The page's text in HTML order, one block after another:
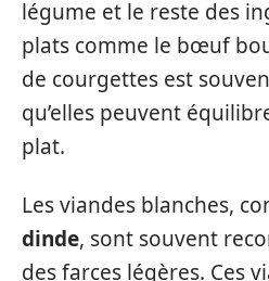
légume et le reste des
plats comme le bœuf
de courgettes est
qu’elles peuvent
plat.
Les viandes blanches,
dinde, sont souvent
des farces légères. Ces